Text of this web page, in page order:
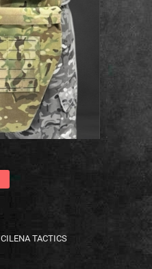
CILENA TACTICS